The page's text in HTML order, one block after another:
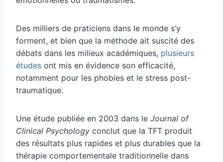
Des milliers de praticiens dans le monde s’y
forment, et bien que la méthode ait suscité des
débats dans les milieux académiques, plusieurs
études ont mis en évidence son efficacité,
notamment pour les phobies et le stress post-
traumatique.
Une étude publiée en 2003 dans le Journal of
Clinical Psychology conclut que la TFT produit
des résultats plus rapides et plus durables que la
thérapie comportementale traditionnelle dans